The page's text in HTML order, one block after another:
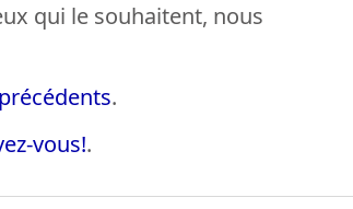
qui le souhaitent, nous
.
vous!.